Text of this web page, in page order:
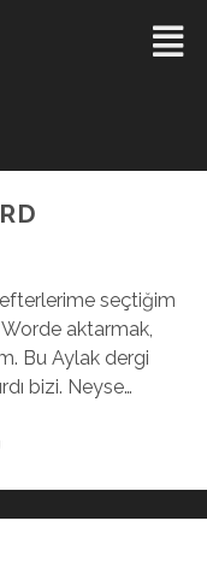
seçtiğim
aktarmak,
Bu Aylak dergi
bizi. Neyse…